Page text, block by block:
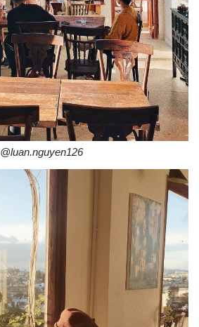
@luan.nguyen126